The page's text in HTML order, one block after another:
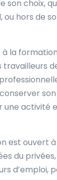
son choix,
hors de
à la
son
une activité
est ouvert
du
d’emploi,